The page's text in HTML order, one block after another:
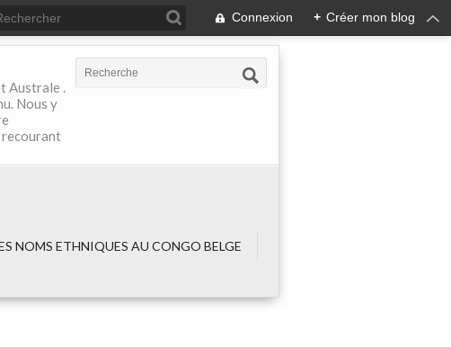
Connexion + Créer mon blog
Australe .
Nous y
recourant
NOMS ETHNIQUES AU CONGO BELGE